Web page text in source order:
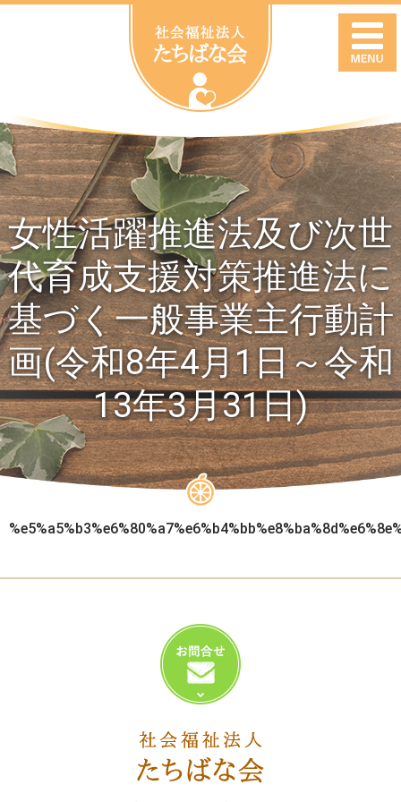
女性活躍推進法及び次世
代育成支援対策推進法に
基づく一般事業主行動計
画(令和8年4月1日～令和
13年3月31日)